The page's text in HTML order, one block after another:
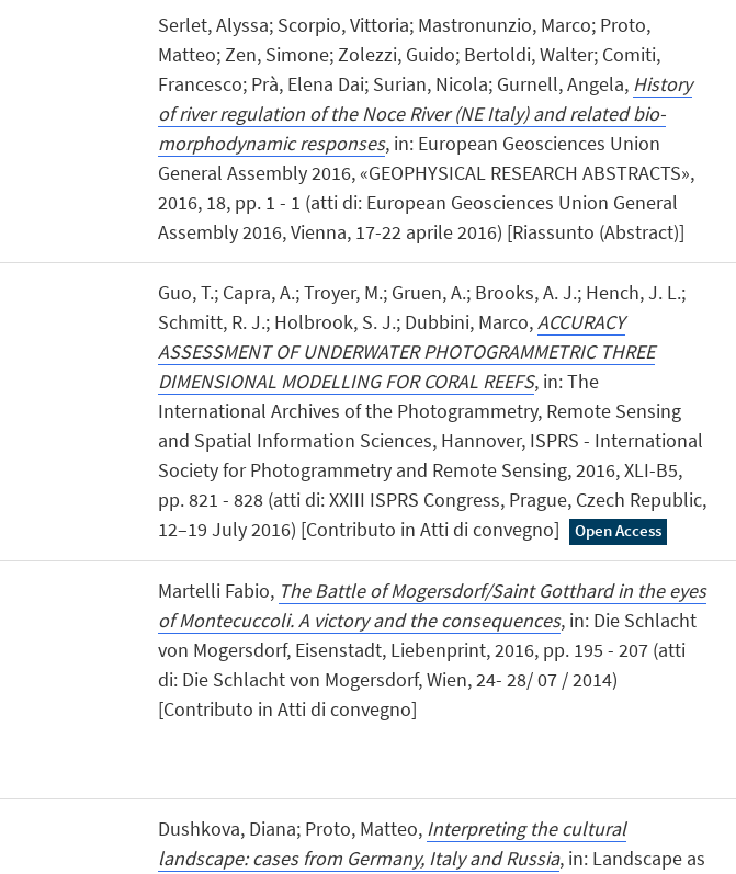
Serlet, Alyssa; Scorpio, Vittoria; Mastronunzio, Marco; Proto,
Matteo; Zen, Simone; Zolezzi, Guido; Bertoldi, Walter; Comiti,
Francesco; Prà, Elena Dai; Surian, Nicola; Gurnell, Angela, History
of river regulation of the Noce River (NE Italy) and related bio-
morphodynamic responses, in: European Geosciences Union
General Assembly 2016, «GEOPHYSICAL RESEARCH ABSTRACTS»,
2016, 18, pp. 1 - 1 (atti di: European Geosciences Union General
Assembly 2016, Vienna, 17-22 aprile 2016) [Riassunto (Abstract)]
Guo, T.; Capra, A.; Troyer, M.; Gruen, A.; Brooks, A. J.; Hench, J. L.;
Schmitt, R. J.; Holbrook, S. J.; Dubbini, Marco,ACCURACY
ASSESSMENT OF UNDERWATER PHOTOGRAMMETRIC THREE
DIMENSIONAL MODELLING FOR CORAL REEFS, in: The
International Archives of the Photogrammetry, Remote Sensing
and Spatial Information Sciences, Hannover, ISPRS - International
Society for Photogrammetry and Remote Sensing, 2016, XLI-B5,
pp. 821 - 828 (atti di: XXIII ISPRS Congress, Prague, Czech Republic,
12–19 July 2016) [Contributo in Atti di convegno]
Open Access
Martelli Fabio, The Battle of Mogersdorf/Saint Gotthard in the eyes
of Montecuccoli. A victory and the consequences, in: Die Schlacht
von Mogersdorf, Eisenstadt, Liebenprint, 2016, pp. 195 - 207 (atti
di: Die Schlacht von Mogersdorf, Wien, 24- 28/ 07 / 2014)
[Contributo in Atti di convegno]
Dushkova, Diana; Proto, Matteo, Interpreting the cultural
landscape: cases from Germany, Italy and Russia, in: Landscape as